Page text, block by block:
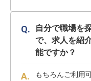
自分で職場を
で、求人を紹
能ですか？
もちろんご利用